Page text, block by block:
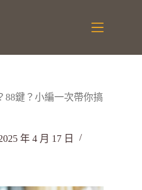
88鍵？小編一次帶你搞
年 4 月 17 日